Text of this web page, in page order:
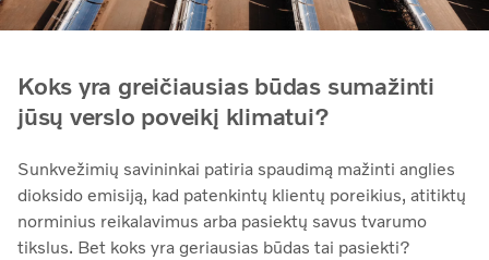
Koks yra greičiausias būdas sumažinti
jūsų verslo poveikį klimatui?
Sunkvežimių savininkai patiria spaudimą mažinti anglies
dioksido emisiją, kad patenkintų klientų poreikius, atitiktų
norminius reikalavimus arba pasiektų savus tvarumo
tikslus. Bet koks yra geriausias būdas tai pasiekti?